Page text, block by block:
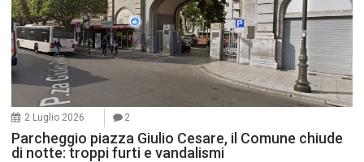
2 Luglio 2026 2
Parcheggio piazza Giulio Cesare, il Comune chiude
di notte: troppi furti e vandalismi